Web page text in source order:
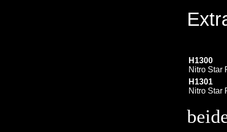
H1300
Nitro Star
H1301
Nitro Star